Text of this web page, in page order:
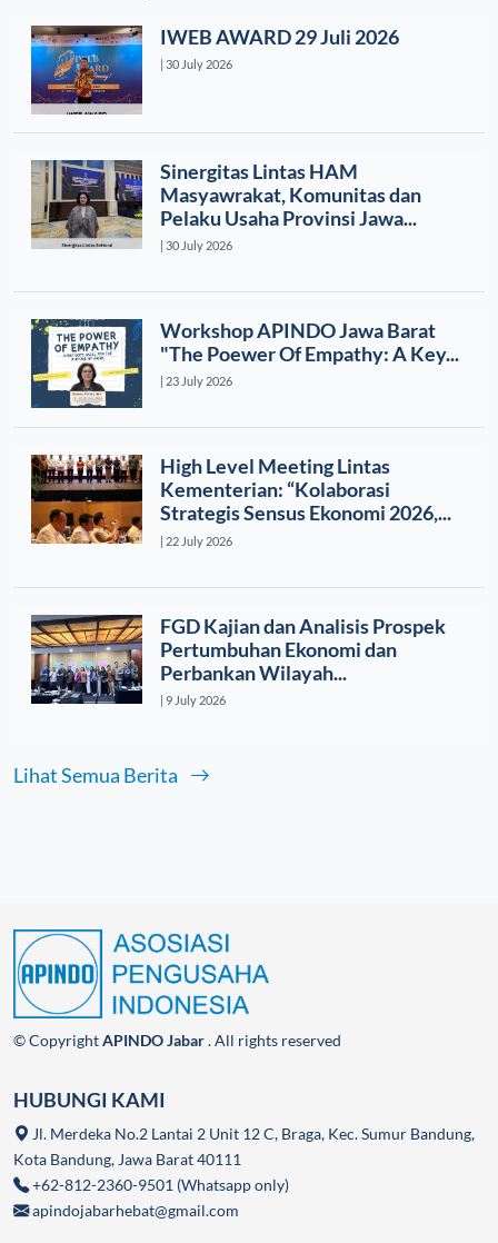
IWEB AWARD 29 Juli 2026
| 30 July 2026
Sinergitas Lintas HAM
Masyawrakat, Komunitas dan
Pelaku Usaha Provinsi Jawa...
| 30 July 2026
Workshop APINDO Jawa Barat
"The Poewer Of Empathy: A Key...
| 23 July 2026
High Level Meeting Lintas
Kementerian: “Kolaborasi
Strategis Sensus Ekonomi 2026,...
| 22 July 2026
FGD Kajian dan Analisis Prospek
Pertumbuhan Ekonomi dan
Perbankan Wilayah...
| 9 July 2026
Lihat Semua Berita
© CopyrightAPINDO Jabar. All rights reserved
HUBUNGI KAMI
Jl. Merdeka No.2 Lantai 2 Unit 12 C, Braga, Kec. Sumur Bandung,
Kota Bandung, Jawa Barat 40111
+62-812-2360-9501 (Whatsapp only)
apindojabarhebat@gmail.com